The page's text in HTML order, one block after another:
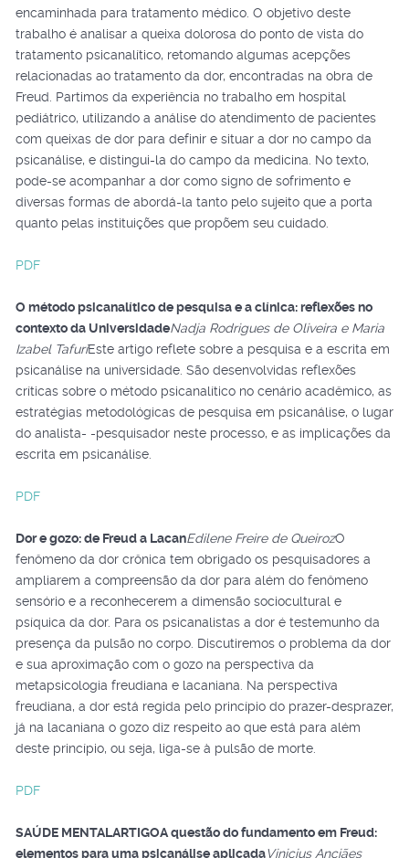
encaminhada para tratamento médico. O objetivo deste
trabalho é analisar a queixa dolorosa do ponto de vista do
tratamento psicanalítico, retomando algumas acepções
relacionadas ao tratamento da dor, encontradas na obra de
Freud. Partimos da experiência no trabalho em hospital
pediátrico, utilizando a análise do atendimento de pacientes
com queixas de dor para definir e situar a dor no campo da
psicanálise, e distingui-la do campo da medicina. No texto,
pode-se acompanhar a dor como signo de sofrimento e
diversas formas de abordá-la tanto pelo sujeito que a porta
quanto pelas instituições que propõem seu cuidado.
PDF
O método psicanalítico de pesquisa e a clínica: reflexões no
contexto da UniversidadeNadja Rodrigues de Oliveira e Maria
Izabel TafuriEste artigo reflete sobre a pesquisa e a escrita em
psicanálise na universidade. São desenvolvidas reflexões
críticas sobre o método psicanalítico no cenário acadêmico, as
estratégias metodológicas de pesquisa em psicanálise, o lugar
do analista- -pesquisador neste processo, e as implicações da
escrita em psicanálise.
PDF
Dor e gozo: de Freud a LacanEdilene Freire de QueirozO
fenômeno da dor crônica tem obrigado os pesquisadores a
ampliarem a compreensão da dor para além do fenômeno
sensório e a reconhecerem a dimensão sociocultural e
psíquica da dor. Para os psicanalistas a dor é testemunho da
presença da pulsão no corpo. Discutiremos o problema da dor
e sua aproximação com o gozo na perspectiva da
metapsicologia freudiana e lacaniana. Na perspectiva
freudiana, a dor está regida pelo princípio do prazer-desprazer,
já na lacaniana o gozo diz respeito ao que está para além
deste princípio, ou seja, liga-se à pulsão de morte.
PDF
SAÚDE MENTALARTIGOA questão do fundamento em Freud:
elementos para uma psicanálise aplicadaVinicius Anciães